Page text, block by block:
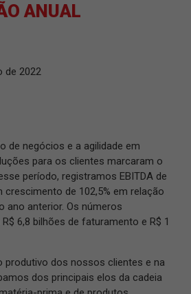
ANUAL
de 2022
de negócios e a agilidade em
para os clientes marcaram o
período, registramos EBITDA de
crescimento de 102,5% em relação
ano anterior. Os números
6,8 bilhões de faturamento e R$ 1
produtivo dos nossos clientes e na
dos principais elos da cadeia